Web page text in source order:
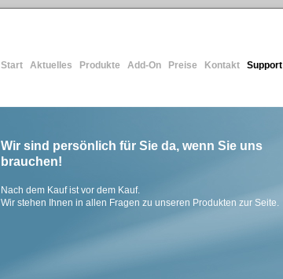
Start Aktuelles Produkte Add-On Preise Kontakt Support
Wir sind persönlich für Sie da, wenn Sie uns
brauchen!
Nach dem Kauf ist vor dem Kauf.
Wir stehen Ihnen in allen Fragen zu unseren Produkten zur Seite.